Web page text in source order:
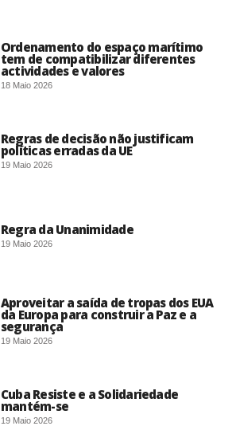
Ordenamento do espaço marítimo
tem de compatibilizar diferentes
actividades e valores
18 Maio 2026
Regras de decisão não justificam
políticas erradas da UE
19 Maio 2026
Regra da Unanimidade
19 Maio 2026
Aproveitar a saída de tropas dos EUA
da Europa para construir a Paz e a
segurança
19 Maio 2026
Cuba Resiste e a Solidariedade
mantém-se
19 Maio 2026